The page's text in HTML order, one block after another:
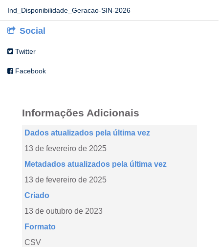
Ind_Disponibilidade_Geracao-SIN-2026
Social
Twitter
Facebook
Informações Adicionais
Dados atualizados pela última vez
13 de fevereiro de 2025
Metadados atualizados pela última vez
13 de fevereiro de 2025
Criado
13 de outubro de 2023
Formato
CSV